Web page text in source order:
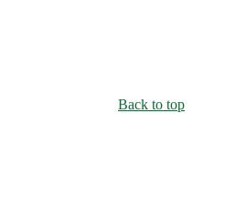
Back to top